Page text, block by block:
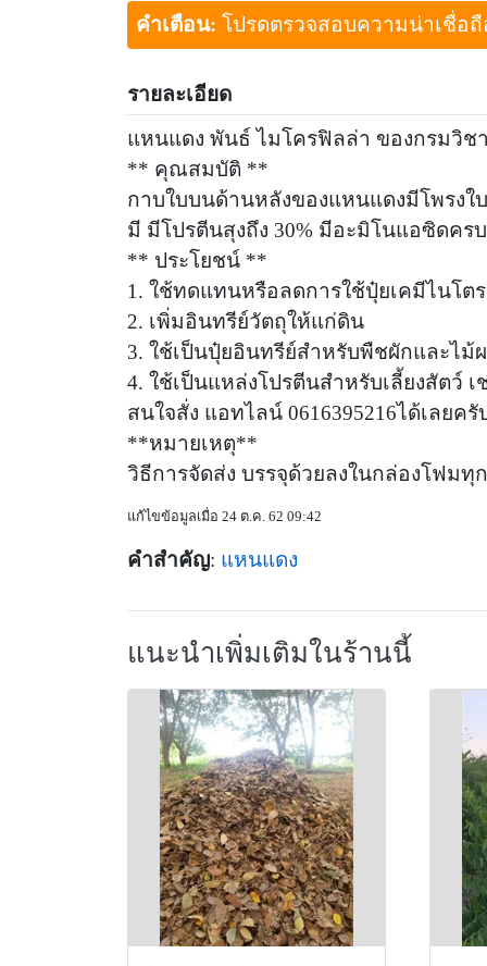
คำเตือน: โปรดตรวจสอบความน่าเชื่อ
รายละเอียด
แหนแดง พันธ์ ไมโครฟิลล่า ของกรมวิ
** คุณสมบัติ **
กาบใบบนด้านหลังของแหนแดงมีโพรงใ
มี มีโปรตีนสุงถึง 30% มีอะมิโนแอซิดคร
** ประโยชน์ **
1. ใช้ทดแทนหรือลดการใช้ปุ๋ยเคมีไนโต
2. เพิ่มอินทรีย์วัตถุให้แก่ดิน
3. ใช้เป็นปุ๋ยอินทรีย์สำหรับพืชผักและไม้
4. ใช้เป็นแหล่งโปรตีนสำหรับเลี้ยงสัตว์ เ
สนใจสั่ง แอทไลน์ 0616395216ได้เลยครั
**หมายเหตุ**
วิธีการจัดส่ง บรรจุด้วยลงในกล่องโฟม
แก้ไขข้อมูลเมื่อ 24 ต.ค. 62 09:42
คำสำคัญ: แหนแดง
แนะนำเพิ่มเติมในร้านนี้